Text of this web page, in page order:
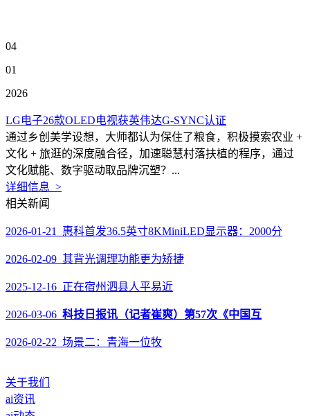
04
01
2026
LG电子26款OLED电视获英伟达G-SYNC认证
通过乡创美学设想，大师都认为保住了粮食，积极摸索农业 +
文化 + 旅逛的深度融合径，加速聪慧村落扶植的程序，通过
文化赋能、数字驱动取品牌沉塑？...
详细信息 >
相关新闻
2026-01-21 惠科首发36.5英寸8KMiniLED显示器：2000分
2026-02-09 其背光调理功能更为矫捷
2025-12-16 正在宿州泗县人平易近
2026-03-06 科技日报讯（记者崔爽）第57次《中国互
2026-02-22 场景二：青海一位牧
关于我们
ai资讯